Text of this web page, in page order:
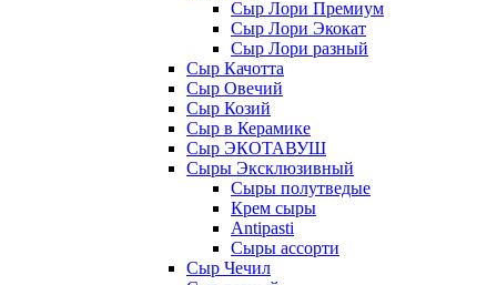
Сыр Лори Премиум
Сыр Лори Экокат
Сыр Лори разный
Сыр Качотта
Сыр Овечий
Сыр Козий
Сыр в Керамике
Сыр ЭКОТАВУШ
Сыры Эксклюзивный
Сыры полутведые
Крем сыры
Antipasti
Сыры ассорти
Сыр Чечил